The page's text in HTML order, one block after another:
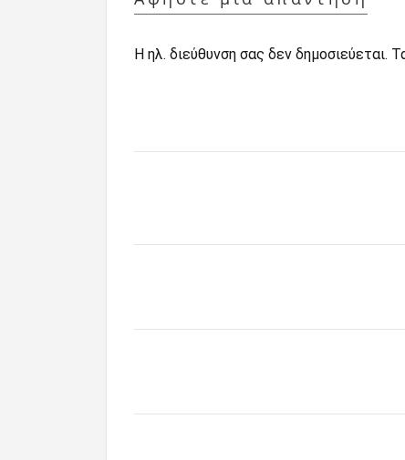
Η ηλ. διεύθυνση σας δεν δημοσιεύεται.